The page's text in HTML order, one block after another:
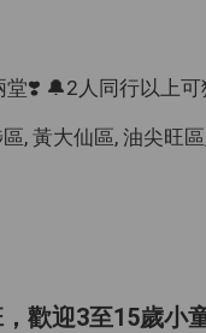
❣️ 🔔2人同行以上
, 黃大仙區, 油尖旺
歡迎3至15歲小